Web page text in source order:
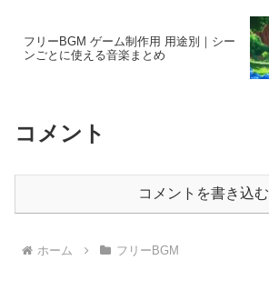
フリーBGM ゲーム制作用 用途別｜シー
ンごとに使える音楽まとめ
コメント
コメントを書き込む
ホーム フリーBGM